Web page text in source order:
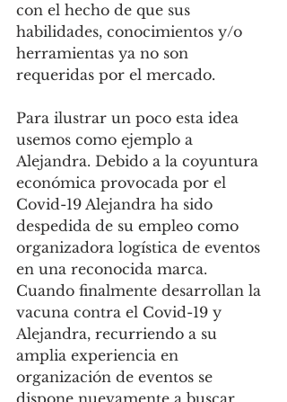
con el hecho de que sus
habilidades, conocimientos y/o
herramientas ya no son
requeridas por el mercado.
Para ilustrar un poco esta idea
usemos como ejemplo a
Alejandra. Debido a la coyuntura
económica provocada por el
Covid-19 Alejandra ha sido
despedida de su empleo como
organizadora logística de eventos
en una reconocida marca.
Cuando finalmente desarrollan la
vacuna contra el Covid-19 y
Alejandra, recurriendo a su
amplia experiencia en
organización de eventos se
dispone nuevamente a buscar